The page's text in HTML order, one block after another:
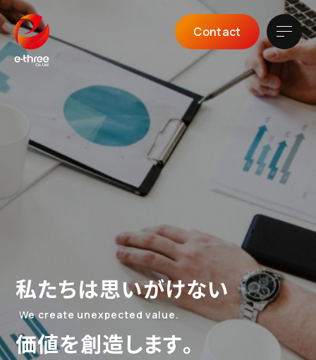
Contact
私たちは思いがけない
価値を創造します。
We create unexpected value.